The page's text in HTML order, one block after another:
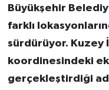
Büyükşehir
farklı
sürdürüyor. Kuzey
koordinesindeki
gerçekleştirdiği